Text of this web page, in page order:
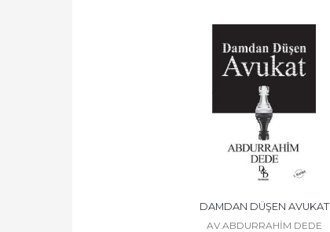
DAMDAN DÜŞEN AVUKAT
AV.ABDURRAHİM DEDE